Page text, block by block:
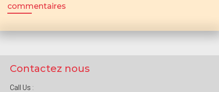
commentaires
Contactez nous
Call Us :